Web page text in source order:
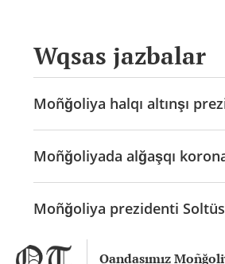
Qandasımız
Wqsas jazbalar
Moñğoliya halqı altınşı
Moñğoliyada alğaşqı
Moñğoliya prezidenti